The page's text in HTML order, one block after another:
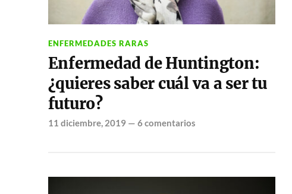
ENFERMEDADES RARAS
Enfermedad de Huntington:
¿quieres saber cuál va a ser tu
futuro?
11 diciembre, 2019— 6 comentarios